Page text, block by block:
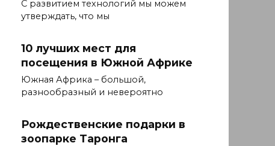
С развитием технологий мы можем
утверждать, что мы
10 лучших мест для
посещения в Южной Африке
Южная Африка – большой,
разнообразный и невероятно
Рождественские подарки в
зоопарке Таронга